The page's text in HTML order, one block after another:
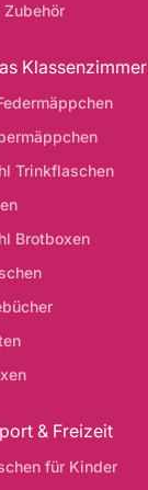
Klassenzimmer
Trinkflaschen
Brotboxen
& Freizeit
für Kinder